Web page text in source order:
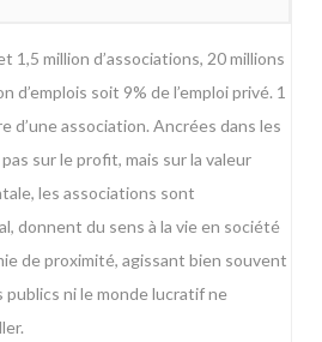
1,5 million d’associations, 20 millions
d’emplois soit 9% de l’emploi privé. 1
d’une association. Ancrées dans les
sur le profit, mais sur la valeur
les associations sont
donnent du sens à la vie en société
de proximité, agissant bien souvent
publics ni le monde lucratif ne